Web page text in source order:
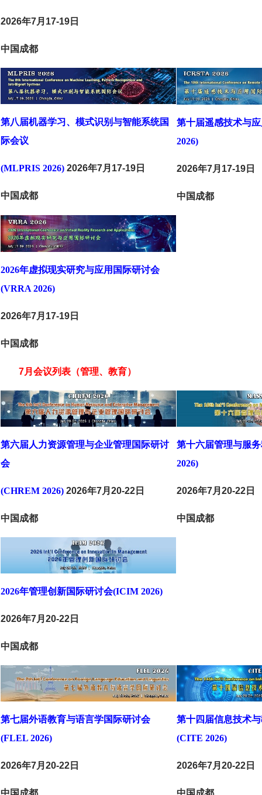
2026年7月17-19日
中国成都
第八届机器学习、模式识别与智能系统国
际会议
(MLPRIS 2026) 2026年7月17-19日
中国成都
第十届遥感技术与
2026)
2026年7月17-19日
中国成都
2026年虚拟现实研究与应用国际研讨会
(VRRA 2026)
2026年7月17-19日
中国成都
7月会议列表（管理、教育）
第六届人力资源管理与企业管理国际研讨
会
(CHREM 2026) 2026年7月20-22日
中国成都
第十六届管理与服
2026)
2026年7月20-22日
中国成都
2026年管理创新国际研讨会(ICIM 2026)
2026年7月20-22日
中国成都
第七届外语教育与语言学国际研讨会
(FLEL 2026)
2026年7月20-22日
中国成都
第十四届信息技术
(CITE 2026)
2026年7月20-22日
中国成都